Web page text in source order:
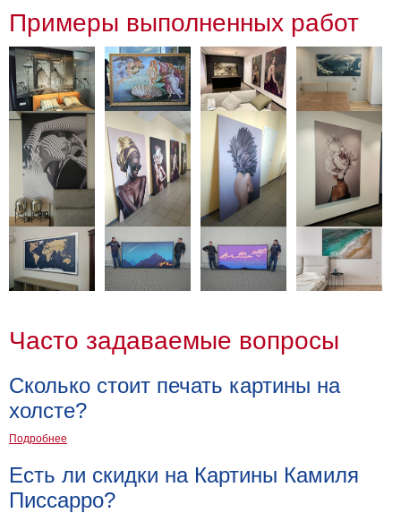
Примеры выполненных работ
Часто задаваемые вопросы
Сколько стоит печать картины на
холсте?
Подробнее
Есть ли скидки на Картины Камиля
Писсарро?